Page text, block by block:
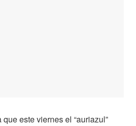
este viernes el “auriazul”